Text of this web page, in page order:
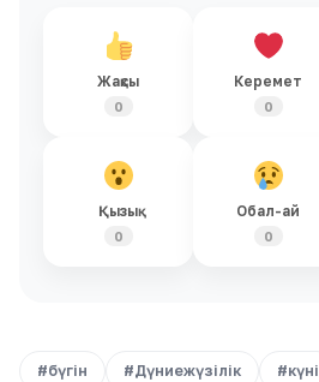
Жақсы
0
Керемет
0
Қызық
0
Обал-ай
0
#бүгін #Дүниежүзілік #күні